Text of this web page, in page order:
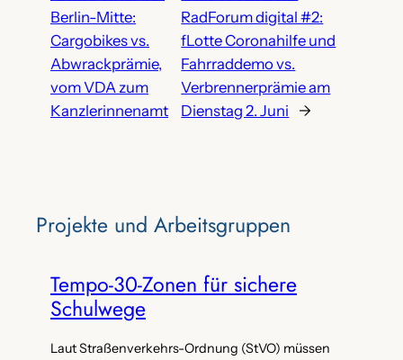
Projekte‌ und Arbeitsgruppen
Tempo-30-Zonen für sichere
Schulwege
Laut Straßenverkehrs-Ordnung (StVO) müssen
Berlin-Mitte:
Cargobikes vs.
Abwrackprämie,
vom VDA zum
Kanzlerinnenamt
RadForum digital #2:
fLotte Coronahilfe und
Fahrraddemo vs.
Verbrennerprämie am
Dienstag 2. Juni
→